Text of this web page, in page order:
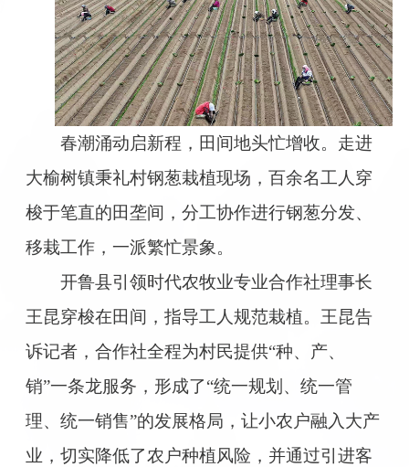
春潮涌动启新程，田间地头忙增收。走进
大榆树镇秉礼村钢葱栽植现场，百余名工人穿
梭于笔直的田垄间，分工协作进行钢葱分发、
移栽工作，一派繁忙景象。
开鲁县引领时代农牧业专业合作社理事长
王昆穿梭在田间，指导工人规范栽植。王昆告
诉记者，合作社全程为村民提供“种、产、
销”一条龙服务，形成了“统一规划、统一管
理、统一销售”的发展格局，让小农户融入大产
业，切实降低了农户种植风险，并通过引进客